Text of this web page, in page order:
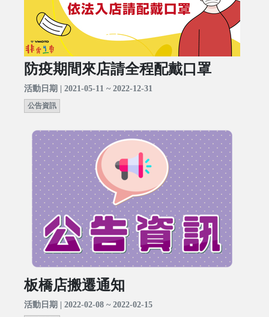
防疫期間來店請全程配戴口罩
活動日期 | 2021-05-11 ~ 2022-12-31
公告資訊
板橋店搬遷通知
活動日期 | 2022-02-08 ~ 2022-02-15